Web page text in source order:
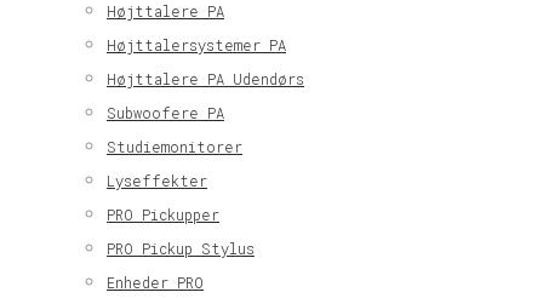
Højttalere PA
Højttalersystemer PA
Højttalere PA Udendørs
Subwoofere PA
Studiemonitorer
Lyseffekter
PRO Pickupper
PRO Pickup Stylus
Enheder PRO